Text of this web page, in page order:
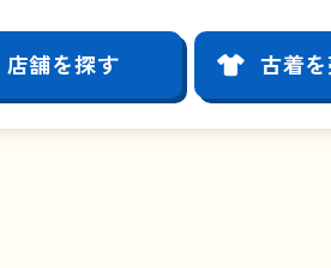
店舗を探す 古着